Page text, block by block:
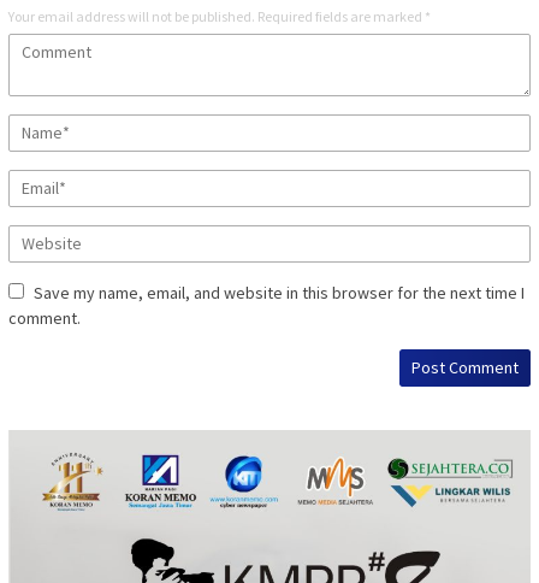
Your email address will not be published. Required fields are marked *
Save my name, email, and website in this browser for the next time I
comment.